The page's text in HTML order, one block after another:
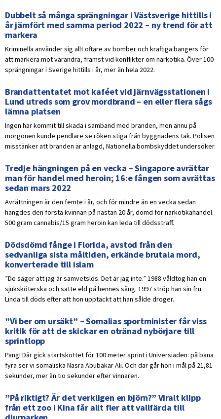
Dubbelt så många sprängningar i Västsverige hittills i
år jämfört med samma period 2022 – ny trend för att
markera
Kriminella använder sig allt oftare av bomber och kraftiga bangers för
att markera mot varandra, främst vid konflikter om narkotika. Över 100
sprängningar i Sverige hittills i år, mer än hela 2022.
Brandattentatet mot kaféet vid järnvägsstationen i
Lund utreds som grov mordbrand – en eller flera sågs
lämna platsen
Ingen har kommit till skada i samband med branden, men ännu på
morgonen kunde pendlare se röken stiga från byggnadens tak. Polisen
misstänker att branden är anlagd, Nationella bombskyddet undersöker.
Tredje hängningen på en vecka – Singapore avrättar
man för handel med heroin; 16:e fången som avrättas
sedan mars 2022
Avrättningen är den femte i år, och för mindre än en vecka sedan
hängdes den första kvinnan på nästan 20 år, dömd för narkotikahandel.
500 gram cannabis/15 gram heroin kan leda till dödsstraff.
Dödsdömd fånge i Florida, avstod från den
sedvanliga sista måltiden, erkände brutala mord,
konverterade till islam
”De säger att jag är samvetslös. Det är jag inte.” 1988 våldtog han en
sjuksköterska och satte eld på hennes säng. 1997 ströp han sin fru
Linda till döds efter att hon upptäckt att han sålde droger.
”Vi ber om ursäkt” – Somalias sportminister får viss
kritik för att de skickar en otränad nybörjare till
sprintlopp
Pang! Där gick startskottet för 100 meter sprint i Universiaden: på bana
fyra ser vi somaliska Nasra Abubakar Ali. Och där går hon i mål på 21,81
sekunder, mer än tio sekunder efter vinnaren.
”På riktigt? Är det verkligen en björn?” Viralt klipp
från ett zoo i Kina får allt fler att vallfärda till